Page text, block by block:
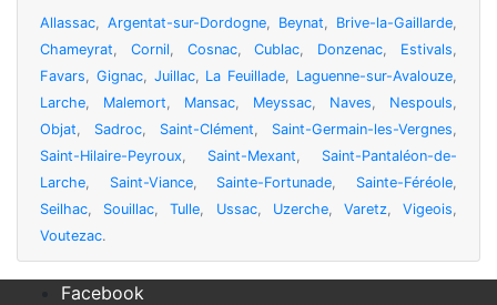
Allassac, Argentat-sur-Dordogne, Beynat, Brive-la-Gaillarde,
Chameyrat, Cornil, Cosnac,Cublac, Donzenac, Estivals,
Favars, Gignac, Juillac, La Feuillade, Laguenne-sur-Avalouze,
Larche, Malemort, Mansac, Meyssac, Naves, Nespouls,
Objat, Sadroc, Saint-Clément, Saint-Germain-les-Vergnes,
Saint-Hilaire-Peyroux, Saint-Mexant, Saint-Pantaléon-de-
Larche, Saint-Viance, Sainte-Fortunade, Sainte-Féréole,
Seilhac, Souillac,Tulle, Ussac, Uzerche, Varetz,Vigeois,
Voutezac.
Facebook